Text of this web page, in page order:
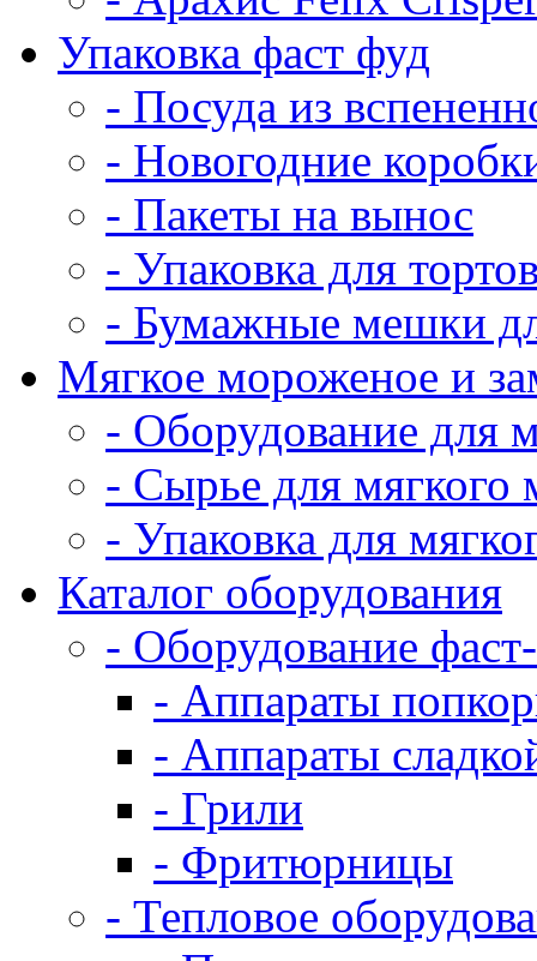
Упаковка фаст фуд
- Посуда из
- Новогодние
- Пакеты на вынос
- Упаковка для
- Бумажные мешки
Мягкое мороженое и
- Оборудование для
- Сырье для мягкого
- Упаковка для
Каталог оборудования
- Оборудование
- Аппараты
- Аппараты
- Грили
- Фритюрницы
- Тепловое